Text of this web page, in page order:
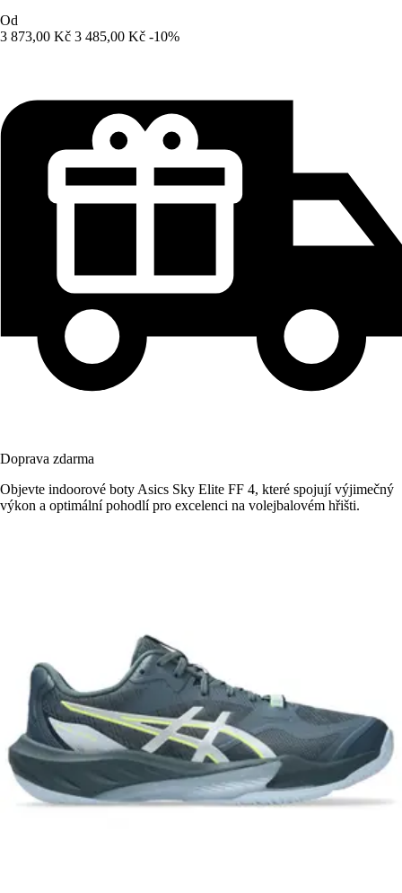
Od
3 873,00 Kč 3 485,00 Kč -10%
Doprava zdarma
Objevte indoorové boty Asics Sky Elite FF 4, které spojují výjimečný
výkon a optimální pohodlí pro excelenci na volejbalovém hřišti.